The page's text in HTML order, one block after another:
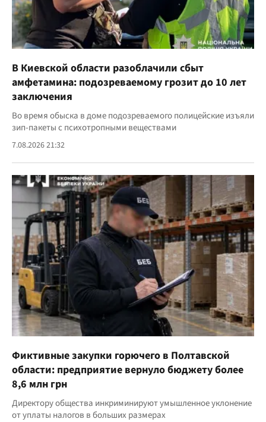
В Киевской области разоблачили сбыт
амфетамина: подозреваемому грозит до 10 лет
заключения
Во время обыска в доме подозреваемого полицейские изъяли
зип-пакеты с психотропными веществами
7.08.2026 21:32
Фиктивные закупки горючего в Полтавской
области: предприятие вернуло бюджету более
8,6 млн грн
Директору общества инкриминируют умышленное уклонение
от уплаты налогов в больших размерах